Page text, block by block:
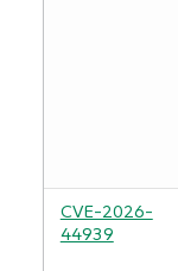
CVE-2026-
44939